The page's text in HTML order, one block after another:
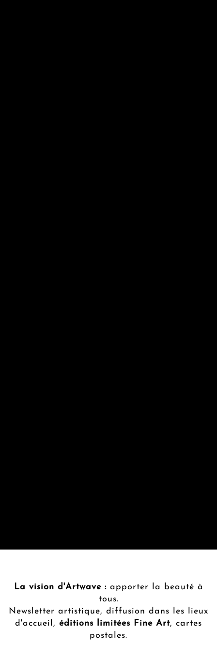
La vision d'Artwave :apporter la beauté à
tous.
Newsletter artistique, diffusion dans les lieux
d'accueil, éditions limitées Fine Art, cartes
postales.